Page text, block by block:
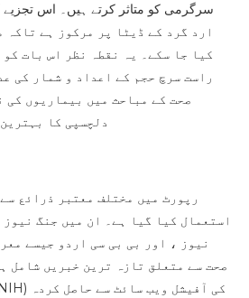
ارد گرد کے ڈیٹا پر مرکوز ہے تاکہ
کیا جا سکے۔ یہ نقطہ نظر اس بات
راست سرچ حجم کے اعداد و شمار کی
صحت کے مباحث میں بیماریوں کی
دلچسپی کا
رپورٹ میں مختلف معتبر ذرائع
استعمال کیا گیا ہے۔ ان میں جنگ
نیوز ، اور بی بی سی اردو جیسے
صحت سے متعلق تازہ ترین خبریں شامل